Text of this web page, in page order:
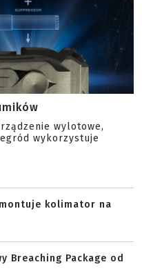
wylotowe,
wykorzystuje
kolimator na
Breaching Package od